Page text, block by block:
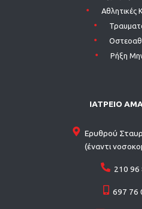
Αθλητικές
Ρήξη
ΙΑΤΡΕΙΟ
Ερυθρού
(έναντι
210 96
697 76